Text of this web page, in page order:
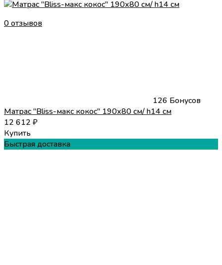
0 отзывов
126 Бонусов
Матрас "Bliss-макс кокос" 190х80 см/ h14 см
12 612 ₽
Купить
Быстрая доставка